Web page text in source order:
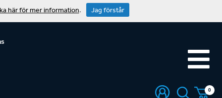
0
här för mer information. Jag förstår